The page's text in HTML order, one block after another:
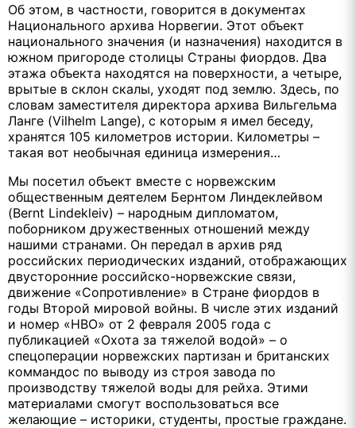
Об этом, в частности, говорится в документах
Национального архива Норвегии. Этот объект
национального значения (и назначения) находится в
южном пригороде столицы Страны фиордов. Два
этажа объекта находятся на поверхности, а четыре,
врытые в склон скалы, уходят под землю. Здесь, по
словам заместителя директора архива Вильгельма
Ланге (Vilhelm Lange), с которым я имел беседу,
хранятся 105 километров истории. Километры –
такая вот необычная единица измерения…
Мы посетил объект вместе с норвежским
общественным деятелем Бернтом Линдеклейвом
(Bernt Lindekleiv) – народным дипломатом,
поборником дружественных отношений между
нашими странами. Он передал в архив ряд
российских периодических изданий, отображающих
двусторонние российско-норвежские связи,
движение «Сопротивление» в Стране фиордов в
годы Второй мировой войны. В числе этих изданий
и номер «НВО» от 2 февраля 2005 года с
публикацией «Охота за тяжелой водой» – о
спецоперации норвежских партизан и британских
коммандос по выводу из строя завода по
производству тяжелой воды для рейха. Этими
материалами смогут воспользоваться все
желающие – историки, студенты, простые граждане.